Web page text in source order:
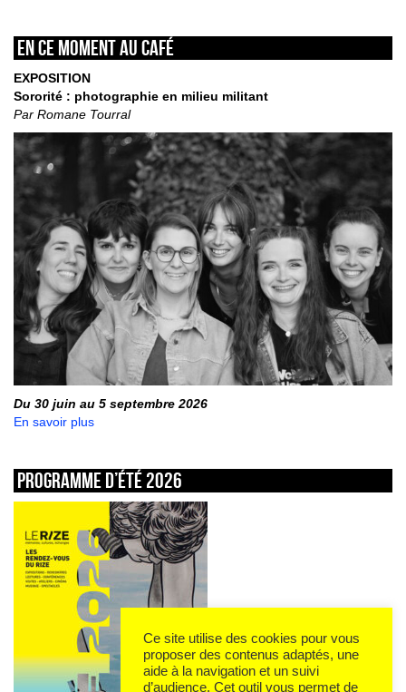
En ce moment au café
EXPOSITION
Sororité : photographie en milieu militant
Par Romane Tourral
Du 30 juin au 5 septembre 2026
En savoir plus
Programme d’été 2026
Ce site utilise des cookies pour vous
proposer des contenus adaptés, une
aide à la navigation et un suivi
d’audience. Cet outil vous permet de